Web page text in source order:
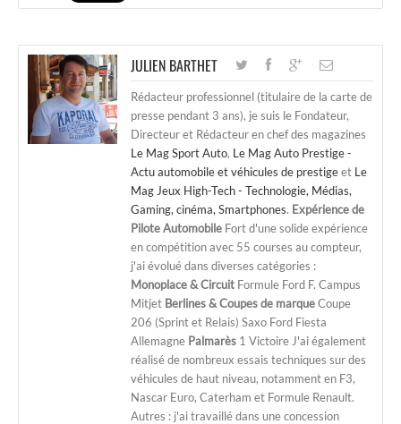
JULIEN BARTHET
Rédacteur professionnel (titulaire de la carte de
presse pendant 3 ans), je suis le Fondateur,
Directeur et Rédacteur en chef des magazines
Le Mag Sport Auto, Le Mag Auto Prestige -
Actu automobile et véhicules de prestigeet Le
Mag Jeux High-Tech - Technologie, Médias,
Gaming, cinéma, Smartphones. Expérience de
Pilote Automobile Fort d'une solide expérience
en compétition avec 55 courses au compteur,
j'ai évolué dans diverses catégories :
Monoplace & Circuit Formule Ford F. Campus
Mitjet Berlines & Coupes de marqueCoupe
206 (Sprint et Relais) Saxo Ford Fiesta
Allemagne Palmarès 1 Victoire J'ai également
réalisé de nombreux essais techniques sur des
véhicules de haut niveau, notamment en F3,
Nascar Euro, Caterham et Formule Renault.
Autres : j'ai travaillé dans une concession